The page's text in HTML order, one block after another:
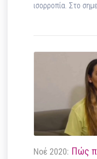
ισορροπία. Στο
Νοέ 2020: Πώς